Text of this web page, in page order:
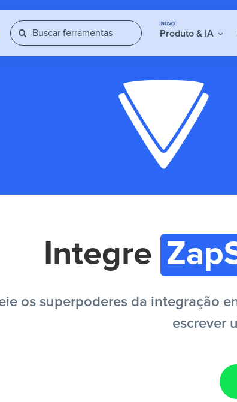
NOVO
Produto & IA
Integre
os superpoderes da integração
escrever